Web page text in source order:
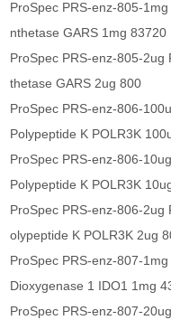
ProSpec PRS-enz-805-
nthetase GARS 1mg 83720
ProSpec PRS-enz-805-2ug
thetase GARS 2ug 800
ProSpec PRS-enz-806-
Polypeptide K POLR3K
ProSpec PRS-enz-806-
Polypeptide K POLR3K
ProSpec PRS-enz-806-
olypeptide K POLR3K 2ug
ProSpec PRS-enz-807-
Dioxygenase 1 IDO1 1mg
ProSpec PRS-enz-807-